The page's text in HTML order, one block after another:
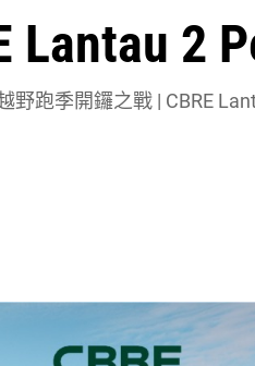
2
野跑季開鑼之戰 | CBRE